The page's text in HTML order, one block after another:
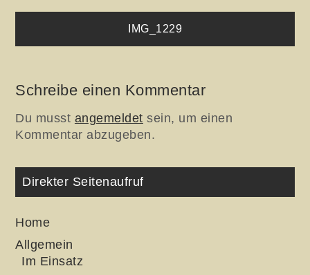
Beitragsnavigation
IMG_1229
Schreibe einen Kommentar
Du musst angemeldet sein, um einen
Kommentar abzugeben.
Direkter Seitenaufruf
Home
Allgemein
Im Einsatz